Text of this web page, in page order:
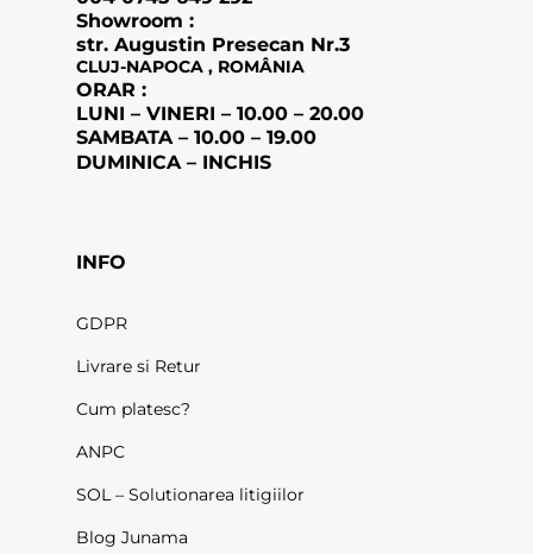
Showroom :
str. Augustin Presecan Nr.3
CLUJ-NAPOCA , ROMÂNIA
ORAR :
LUNI – VINERI – 10.00 – 20.00
SAMBATA – 10.00 – 19.00
DUMINICA – INCHIS
INFO
GDPR
Livrare si Retur
Cum platesc?
ANPC
SOL – Solutionarea litigiilor
Blog Junama